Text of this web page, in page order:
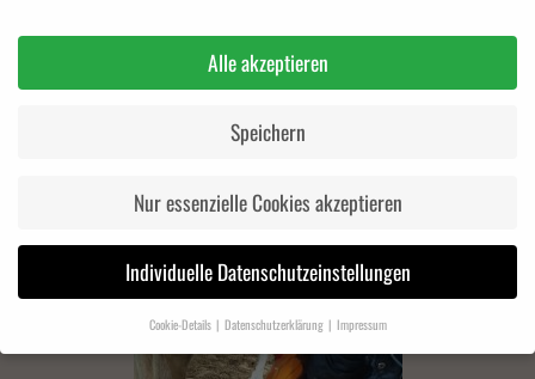
Alle akzeptieren
Speichern
Nur essenzielle Cookies akzeptieren
Individuelle Datenschutzeinstellungen
Cookie-Details Datenschutzerklärung Impressum
Datenschutzeinstellungen